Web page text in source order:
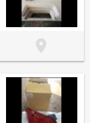
